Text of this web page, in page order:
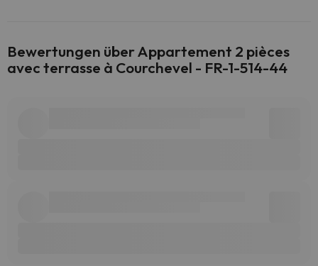
Bewertungen über Appartement 2 pièces
avec terrasse à Courchevel - FR-1-514-44